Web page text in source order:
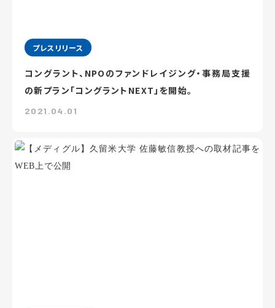
プレスリリース
コングラント、NPOのファンドレイジング・事務局支援
の新プラン「コングラントNEXT」を開始。
2021.04.01